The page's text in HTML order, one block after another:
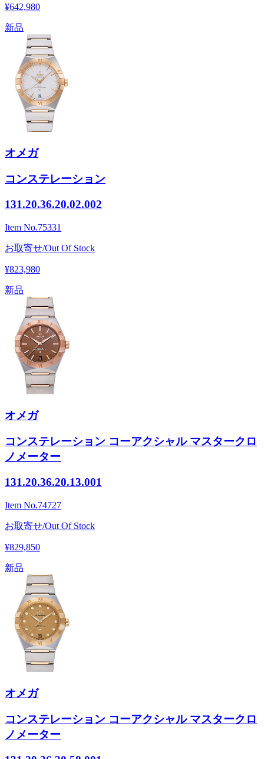
¥642,980
新品
オメガ
コンステレーション
131.20.36.20.02.002
Item No.75331
お取寄せ/Out Of Stock
¥823,980
新品
オメガ
コンステレーション コーアクシャル マスタークロ
ノメーター
131.20.36.20.13.001
Item No.74727
お取寄せ/Out Of Stock
¥829,850
新品
オメガ
コンステレーション コーアクシャル マスタークロ
ノメーター